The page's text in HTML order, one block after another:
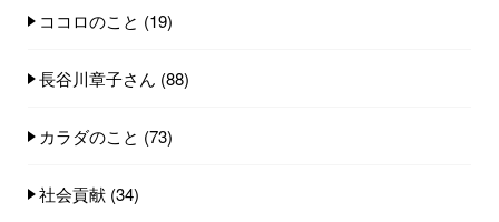
ココロのこと (19)
長谷川章子さん (88)
カラダのこと (73)
社会貢献 (34)